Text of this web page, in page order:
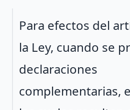
Párrafo 1
Para efectos del
la Ley, cuando se
declaraciones
complementarias,